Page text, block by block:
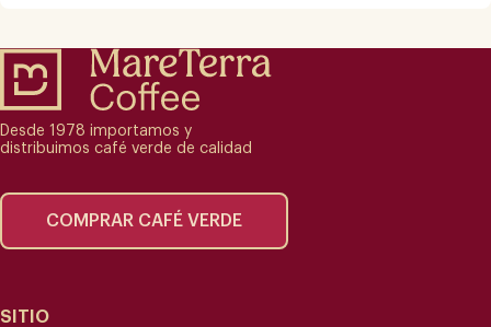
Desde 1978 importamos y
distribuimos café verde de calidad
COMPRAR CAFÉ VERDE
SITIO